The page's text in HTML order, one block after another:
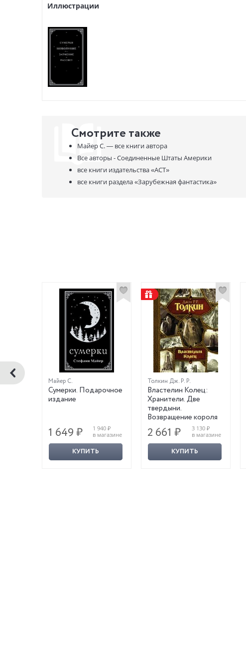
Иллюстрации
Смотрите также
Майер С. — все книги автора
Все авторы - Соединенные Штаты Америки
все книги издательства«АСТ»
все книги раздела«Зарубежная фантастика»
Майер С.
Сумерки. Подарочное
издание
1 649 ₽
1 940 ₽
в магазине
КУПИТЬ
Толкин Дж. Р. Р.
Властелин Колец:
Хранители. Две
твердыни.
Возвращение короля
2 661 ₽
3 130 ₽
в магазине
КУПИТЬ